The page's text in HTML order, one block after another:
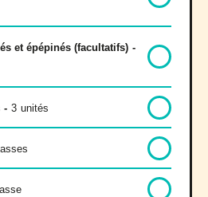
et épépinés (facultatifs) -
- 3 unités